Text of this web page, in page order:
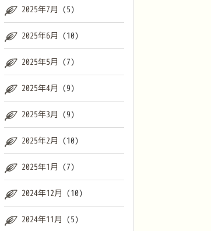
2025年7月 (5)
2025年6月 (10)
2025年5月 (7)
2025年4月 (9)
2025年3月 (9)
2025年2月 (10)
2025年1月 (7)
2024年12月 (10)
2024年11月 (5)